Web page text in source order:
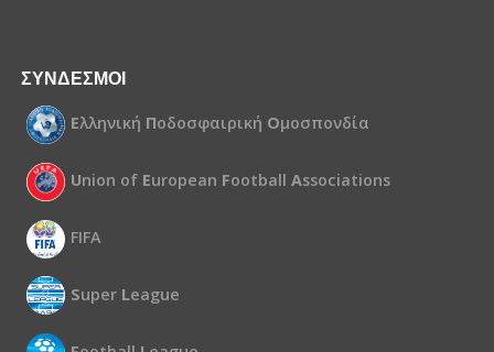
ΣΥΝΔΕΣΜΟΙ
Ελληνική Ποδοσφαιρική Ομοσπονδία
Union of European Football Associations
FIFA
Super League